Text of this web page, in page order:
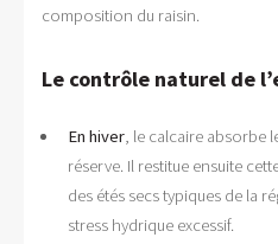
composition du raisin.
Le contrôle naturel de
En hiver, le calcaire absorbe
réserve. Il restitue ensuite
des étés secs typiques de la
stress hydrique excessif.